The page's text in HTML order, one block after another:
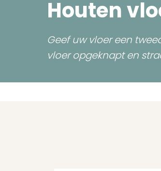
Houten
Geef uw vloer een
vloer opgeknapt en